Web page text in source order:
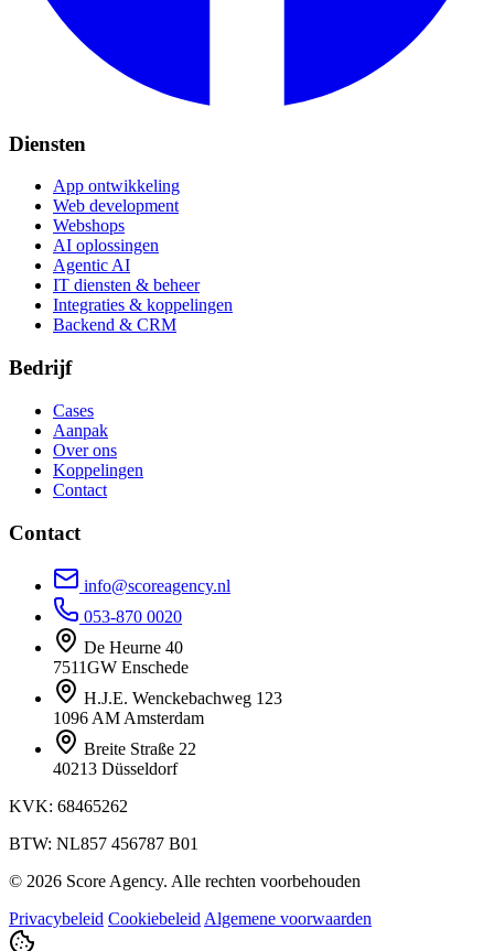
Diensten
App ontwikkeling
Web development
Webshops
AI oplossingen
Agentic AI
IT diensten & beheer
Integraties & koppelingen
Backend & CRM
Bedrijf
Cases
Aanpak
Over ons
Koppelingen
Contact
Contact
info@scoreagency.nl
053-870 0020
De Heurne 40
7511GW Enschede
H.J.E. Wenckebachweg 123
1096 AM Amsterdam
Breite Straße 22
40213 Düsseldorf
KVK: 68465262
BTW: NL857 456787 B01
© 2026 Score Agency. Alle rechten voorbehouden
Privacybeleid Cookiebeleid Algemene voorwaarden